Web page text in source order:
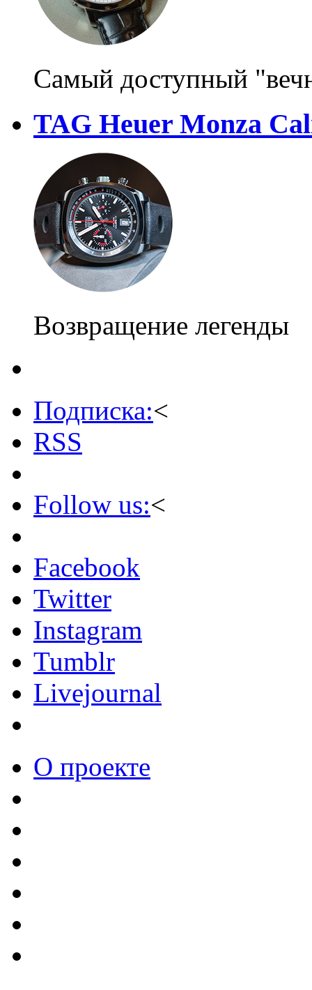
Самый доступный
TAG Heuer Monza
Возвращение легенды
Подписка:<
RSS
Follow us:<
Facebook
Twitter
Instagram
Tumblr
Livejournal
О проекте